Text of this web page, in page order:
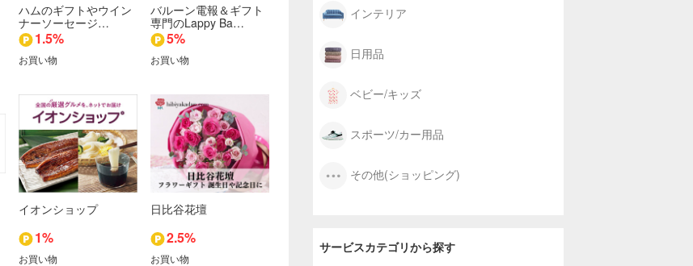
ハムのギフトやウイン
ナーソーセージ…
1.5%
お買い物
バルーン電報＆ギフト
専門のLappy Ba…
5%
お買い物
イオンショップ
1%
お買い物
日比谷花壇
2.5%
お買い物
インテリア
日用品
ベビー/キッズ
スポーツ/カー用品
その他(ショッピング)
サービスカテゴリから探す